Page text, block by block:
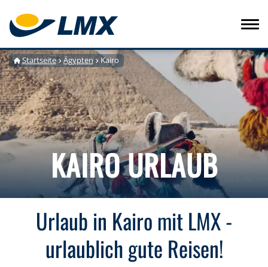
Startseite Ägypten Kairo
KAIRO URLAUB
Urlaub in Kairo mit LMX -
urlaublich gute Reisen!